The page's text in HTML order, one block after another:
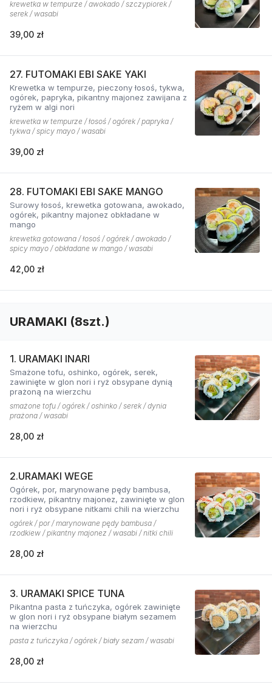
krewetka w tempurze / awokado / szczypiorek /
serek / wasabi
39,00 zł
27. FUTOMAKI EBI SAKE YAKI
Krewetka w tempurze, pieczony łosoś, tykwa,
ogórek, papryka, pikantny majonez zawijana z
ryżem w algi nori
krewetka w tempurze / łosoś / ogórek / papryka /
tykwa / spicy mayo / wasabi
39,00 zł
28. FUTOMAKI EBI SAKE MANGO
Surowy łosoś, krewetka gotowana, awokado,
ogórek, pikantny majonez obkładane w
mango
krewetka gotowana / łosoś / ogórek / awokado /
spicy mayo / obkładane w mango / wasabi
42,00 zł
URAMAKI (8szt.)
1. URAMAKI INARI
Smażone tofu, oshinko, ogórek, serek,
zawinięte w glon nori i ryż obsypane dynią
prażoną na wierzchu
smażone tofu / ogórek / oshinko / serek / dynia
prażona / wasabi
28,00 zł
2.URAMAKI WEGE
Ogórek, por, marynowane pędy bambusa,
rzodkiew, pikantny majonez, zawinięte w glon
nori i ryż obsypane nitkami chili na wierzchu
ogórek / por / marynowane pędy bambusa /
rzodkiew / pikantny majonez / wasabi / nitki chili
28,00 zł
3. URAMAKI SPICE TUNA
Pikantna pasta z tuńczyka, ogórek zawinięte
w glon nori i ryż obsypane białym sezamem
na wierzchu
pasta z tuńczyka / ogórek / biały sezam / wasabi
28,00 zł